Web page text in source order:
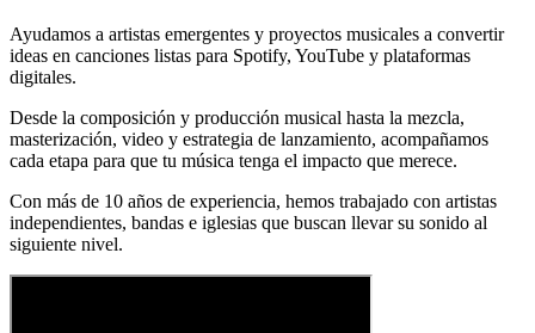
Ayudamos a artistas emergentes y proyectos musicales a convertir
ideas en canciones listas para Spotify, YouTube y plataformas
digitales.
Desde la composición y producción musical hasta la mezcla,
masterización, video y estrategia de lanzamiento, acompañamos
cada etapa para que tu música tenga el impacto que merece.
Con más de 10 años de experiencia, hemos trabajado con artistas
independientes, bandas e iglesias que buscan llevar su sonido al
siguiente nivel.